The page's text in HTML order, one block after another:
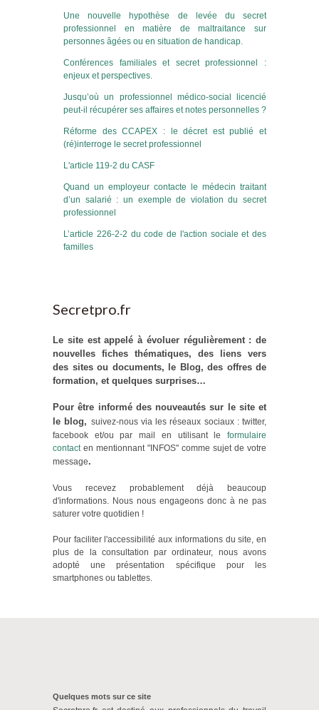
Une nouvelle hypothèse de levée du secret
professionnel en matière de maltraitance sur
personnes âgées ou en situation de handicap.
Conférences familiales et secret professionnel :
enjeux et perspectives.
Jusqu’où un professionnel médico-social licencié
peut-il récupérer ses affaires et notes personnelles ?
Réforme des CCAPEX : le décret est publié et
(ré)interroge le secret professionnel
L'article 119-2 du CASF
Quand un employeur contacte le médecin traitant
d’un salarié : un exemple de violation du secret
professionnel
L’article 226-2-2 du code de l'action sociale et des
familles
Secretpro.fr
Le site est appelé à évoluer régulièrement : de
nouvelles fiches thématiques, des liens vers
des sites ou documents, le Blog, des offres de
formation, et quelques surprises…
Pour être informé des nouveautés sur le site et
le blog, suivez-nous via les réseaux sociaux : twitter,
facebook et/ou par mail en utilisant le formulaire
contact en mentionnant "INFOS" comme sujet de votre
message.
Vous recevez probablement déjà beaucoup
d'informations. Nous nous engageons donc à ne pas
saturer votre quotidien !
Pour faciliter l'accessibilité aux informations du site, en
plus de la consultation par ordinateur, nous avons
adopté une présentation spécifique pour les
smartphones ou tablettes.
Quelques mots sur ce site